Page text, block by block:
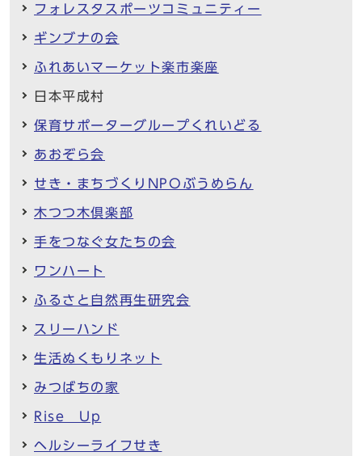
フォレスタスポーツコミュニティー
ギンブナの会
ふれあいマーケット楽市楽座
日本平成村
保育サポーターグループくれいどる
あおぞら会
せき・まちづくりNPOぶうめらん
木つつ木倶楽部
手をつなぐ女たちの会
ワンハート
ふるさと自然再生研究会
スリーハンド
生活ぬくもりネット
みつばちの家
Rise Up
ヘルシーライフせき